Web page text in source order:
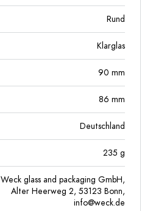
Rund
Klarglas
90 mm
86 mm
Deutschland
235 g
Weck glass and packaging GmbH,
Alter Heerweg 2, 53123 Bonn,
info@weck.de